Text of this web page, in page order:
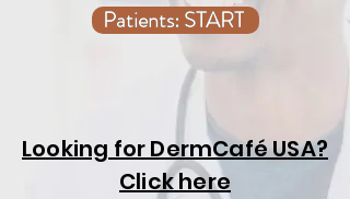
Patients: START
Looking for DermCafé USA?
Click here